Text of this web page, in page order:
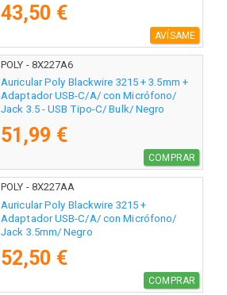
43,50 €
AVÍSAME
POLY - 8X227A6
Auricular Poly Blackwire 3215 + 3.5mm +
Adaptador USB-C/A/ con Micrófono/
Jack 3.5 - USB Tipo-C/ Bulk/ Negro
51,99 €
COMPRAR
POLY - 8X227AA
Auricular Poly Blackwire 3215 +
Adaptador USB-C/A/ con Micrófono/
Jack 3.5mm/ Negro
52,50 €
COMPRAR